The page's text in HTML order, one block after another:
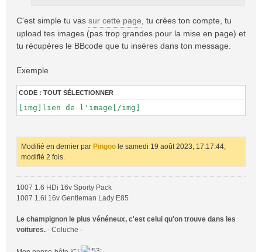
C'est simple tu vas sur cette page , tu crées ton compte, tu
upload tes images (pas trop grandes pour la mise en page) et
tu récupères le BBcode que tu insères dans ton message.
Exemple
CODE : TOUT SÉLECTIONNER
[img]lien de l'image[/img]
Modifié en dernier par Pingoo le samedi 19 août 2023, 17:17:44,
modifié 2 fois.
1007 1.6 HDi 16v Sporty Pack
1007 1.6i 16v Gentleman Lady E85
Le champignon le plus vénéneux, c'est celui qu'on trouve dans les
voitures. - Coluche -